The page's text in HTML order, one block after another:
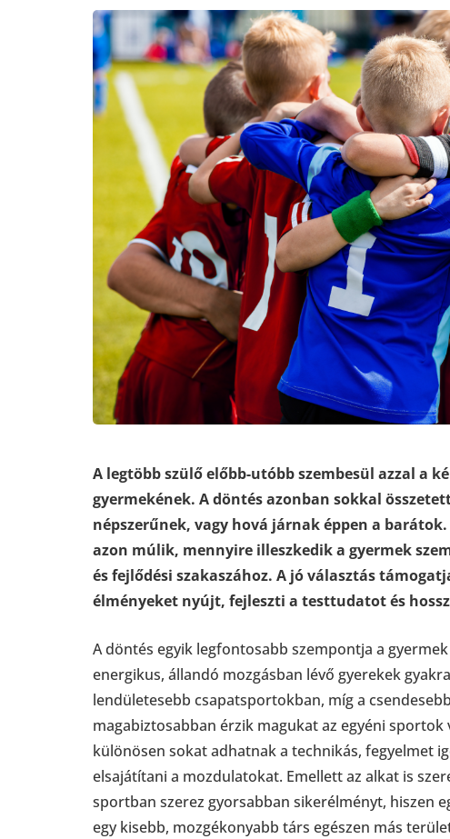
A legtöbb szülő előbb-utóbb szembesül azzal a
gyermekének. A döntés azonban sokkal
népszerűnek, vagy hová járnak éppen a
azon múlik, mennyire illeszkedik a gyermek
és fejlődési szakaszához. A jó választás
élményeket nyújt, fejleszti a testtudatot és
A döntés egyik legfontosabb szempontja a
energikus, állandó mozgásban lévő gyerekek
lendületesebb csapatsportokban, míg a
magabiztosabban érzik magukat az egyéni
különösen sokat adhatnak a technikás, fegyelmet
elsajátítani a mozdulatokat. Emellett az alkat is
sportban szerez gyorsabban sikerélményt, hiszen
egy kisebb, mozgékonyabb társ egészen más